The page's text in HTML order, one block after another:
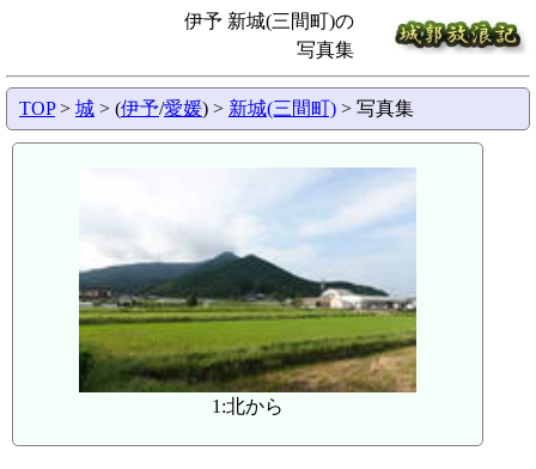
伊予 新城(三間町)の
写真集
TOP> 城 > (伊予/愛媛) > 新城(三間町) > 写真集
1:北から